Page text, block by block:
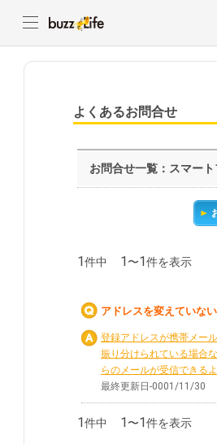
よくあるお問合せ
お問合せ一覧：スマー
1件中 1〜1件を表示
アドレスを変えていな
登録アドレスが携帯メー
振り分けられている場合
らのメールが受信できる
最終更新日-0001/11/
1件中 1 〜1件を表示